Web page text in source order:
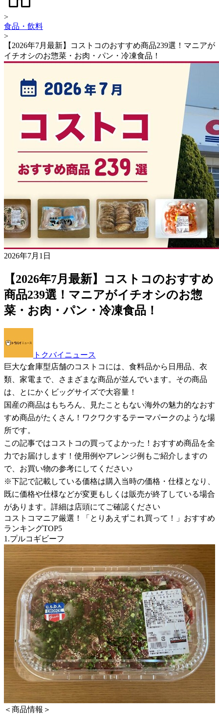
>
食品・飲料
>
【2026年7月最新】コストコのおすすめ商品239選！マニアが
イチオシのお惣菜・お肉・パン・冷凍食品！
2026年7月1日
【2026年7月最新】コストコのおすすめ
商品239選！マニアがイチオシのお惣
菜・お肉・パン・冷凍食品！
トクバイニュース
巨大な倉庫型店舗のコストコには、食料品から日用品、衣
類、家電まで、さまざまな商品が並んでいます。その商品
は、とにかくビッグサイズで大容量！
国産の商品はもちろん、見たこともない海外の魅力的なおす
すめ商品がたくさん！ワクワクするテーマパークのような場
所です。
この記事ではコストコの買ってよかった！おすすめ商品を全
力でお届けします！使用例やアレンジ例もご紹介しますの
で、お買い物の参考にしてください♪
※下記で記載している価格は購入当時の価格・仕様となり、
既に価格や仕様などが変更もしくは販売が終了している場合
があります。詳細は店頭にてご確認ください
コストコマニア厳選！「とりあえずこれ買って！」おすすめ
ランキングTOP5
1.プルコギビーフ
＜商品情報＞